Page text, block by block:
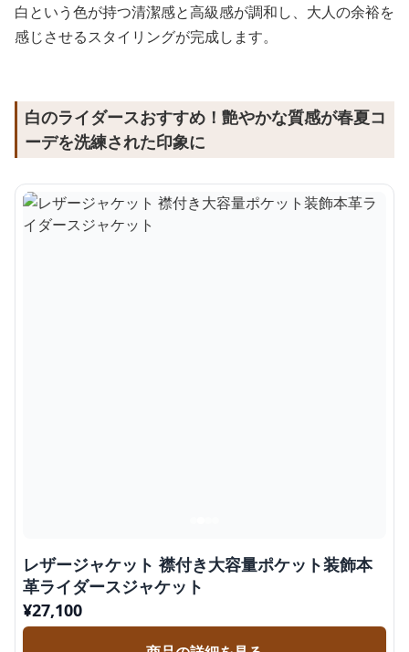
白という色が持つ清潔感と高級感が調和し、大人の余裕を
感じさせるスタイリングが完成します。
白のライダースおすすめ！艶やかな質感が春夏コ
ーデを洗練された印象に
レザージャケット 襟付き大容量ポケット装飾本
革ライダースジャケット
¥27,100